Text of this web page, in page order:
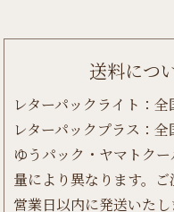
送料につ
レターパックライト：全
レターパックプラス：全
ゆうパック・ヤマトク
量により異なります。
営業日以内に発送いたし